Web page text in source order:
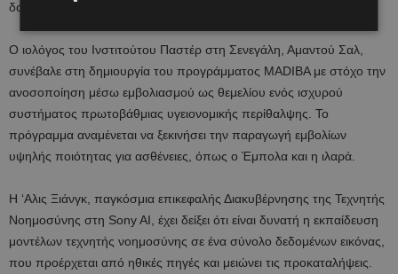
δοκιμές.
Ο ιολόγος του Ινστιτούτου Παστέρ στη Σενεγάλη, Αμαντού Σαλ,
συνέβαλε στη δημιουργία του προγράμματος MADIBA με στόχο την
ανοσοποίηση μέσω εμβολιασμού ως θεμελίου ενός ισχυρού
συστήματος πρωτοβάθμιας υγειονομικής περίθαλψης. Το
πρόγραμμα αναμένεται να ξεκινήσει την παραγωγή εμβολίων
υψηλής ποιότητας για ασθένειες, όπως ο Έμπολα και η ιλαρά.
Η ‘Αλις Ξιάνγκ, παγκόσμια επικεφαλής Διακυβέρνησης της Τεχνητής
Νοημοσύνης στη Sony AI, έχει δείξει ότι είναι δυνατή η εκπαίδευση
μοντέλων τεχνητής νοημοσύνης σε ένα σύνολο δεδομένων εικόνας,
που προέρχεται από ηθικές πηγές και μειώνει τις προκαταλήψεις.